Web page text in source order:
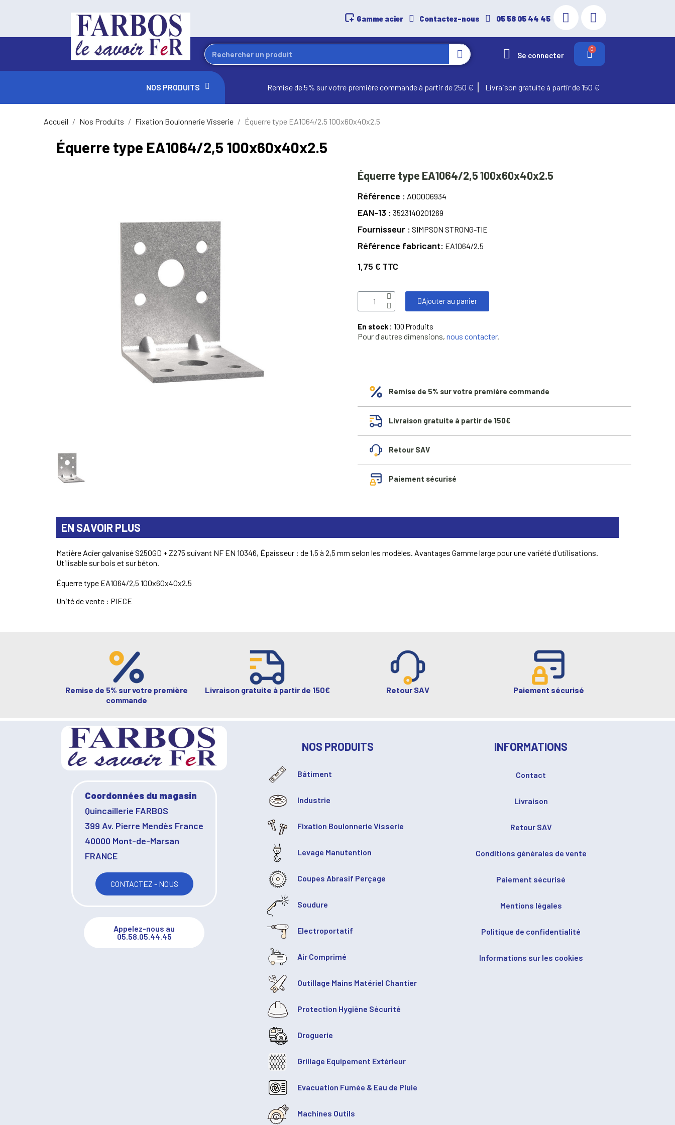
Gamme acier Contactez-nous 05 58 05 44 45
Se connecter
NOS PRODUITS Remise de 5% sur votre première commande à partir de 250 € Livraison gratuite à partir de 150 €
Accueil Nos Produits Fixation Boulonnerie Visserie Équerre type EA1064/2,5 100x60x40x2.5
Équerre type EA1064/2,5 100x60x40x2.5
Équerre type EA1064/2,5 100x60x40x2.5
Référence A00006934
EAN-13 3523140201269
Fournisseur SIMPSON STRONG-TIE
Référence fabricant EA1064/2.5
1,75 € TTC
Ajouter au panier
En stock : 100 Produits
Pour d'autres dimensions, nous contacter.
Remise de 5% sur votre première commande
Livraison gratuite à partir de 150€
Retour SAV
Paiement sécurisé
EN SAVOIR PLUS
Matière Acier galvanisé S250GD + Z275 suivant NF EN 10346, Épaisseur : de 1,5 à 2,5 mm selon les modèles. Avantages Gamme large pour une variété d'utilisations.
Utilisable sur bois et sur béton.
Équerre type EA1064/2,5 100x60x40x2.5
Unité de vente : PIECE
Remise de 5% sur votre première
commande
Livraison gratuite à partir de 150€ Retour SAV Paiement sécurisé
Coordonnées du magasin
Quincaillerie FARBOS
399 Av. Pierre Mendès France
40000 Mont-de-Marsan
FRANCE
CONTACTEZ - NOUS
Appelez-nous au
05.58.05.44.45
NOS PRODUITS
Bâtiment
Industrie
Fixation Boulonnerie Visserie
Levage Manutention
Coupes Abrasif Perçage
Soudure
Electroportatif
Air Comprimé
Outillage Mains Matériel Chantier
Protection Hygiène Sécurité
Droguerie
Grillage Equipement Extérieur
Evacuation Fumée & Eau de Pluie
Machines Outils
INFORMATIONS
Contact
Livraison
Retour SAV
Conditions générales de vente
Paiement sécurisé
Mentions légales
Politique de confidentialité
Informations sur les cookies